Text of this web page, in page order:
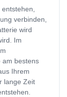
entstehen,
verbinden,
wird
Im
am bestens
Ihrem
lange Zeit